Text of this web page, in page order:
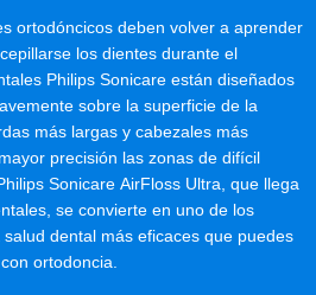
ortodóncicos deben volver a aprender
los dientes durante el
Philips Sonicare están diseñados
sobre la superficie de la
más largas y cabezales más
precisión las zonas de difícil
Sonicare AirFloss Ultra, que llega
se convierte en uno de los
dental más eficaces que puedes
ortodoncia.